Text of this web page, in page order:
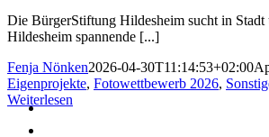
Die BürgerStiftung Hildesheim sucht in Stadt
Hildesheim spannende [...]
Fenja Nönken2026-04-30T11:14:53+02:00
Eigenprojekte, Fotowettbewerb 2026,
Weiterlesen